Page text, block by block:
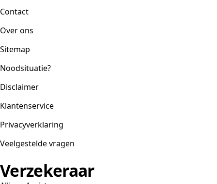
Contact
Over ons
Sitemap
Noodsituatie?
Disclaimer
Klantenservice
Privacyverklaring
Veelgestelde vragen
Verzekeraar